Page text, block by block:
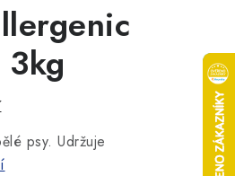
psy. Udržuje